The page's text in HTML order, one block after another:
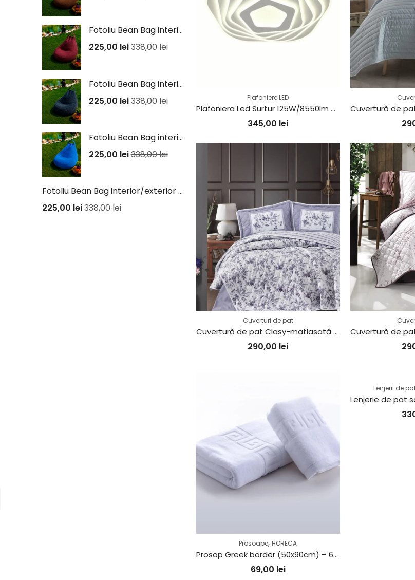
Plafoniere LED
Plafoniera Led Surtur 125W/8550lm 3000k/4000k/6500k – 400x50mm
345,00 lei
Cuverturi de pat
Cuvertură de pat Clasy-matlasată 2 persoane (MONTERA V2)
290,00 lei
Prosoape,HORECA
Prosop Greek border (50x90cm) – 650g/m2
69,00 lei
Lenjerii de
Fotoliu Bean Bag interior/exterior - Mov
225,00 lei338,00lei
Fotoliu Bean Bag interior/exterior - Negru
225,00 lei338,00lei
Fotoliu Bean Bag interior/exterior - Albastru
225,00 lei338,00lei
Fotoliu Bean Bag interior/exterior - Portocaliu
225,00 lei338,00lei